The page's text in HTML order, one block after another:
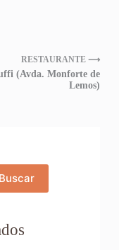
RESTAURANTE ⟶
(Avda. Monforte de
Lemos)
Buscar